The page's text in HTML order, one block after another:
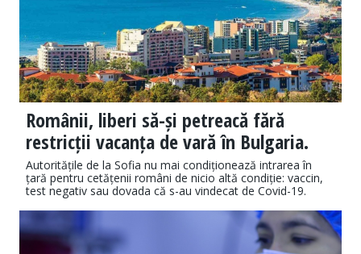
Românii, liberi să-și petreacă fără
restricții vacanța de vară în Bulgaria.
Autoritățile de la Sofia nu mai condiționează intrarea în
țară pentru cetățenii români de nicio altă condiție: vaccin,
test negativ sau dovada că s-au vindecat de Covid-19.